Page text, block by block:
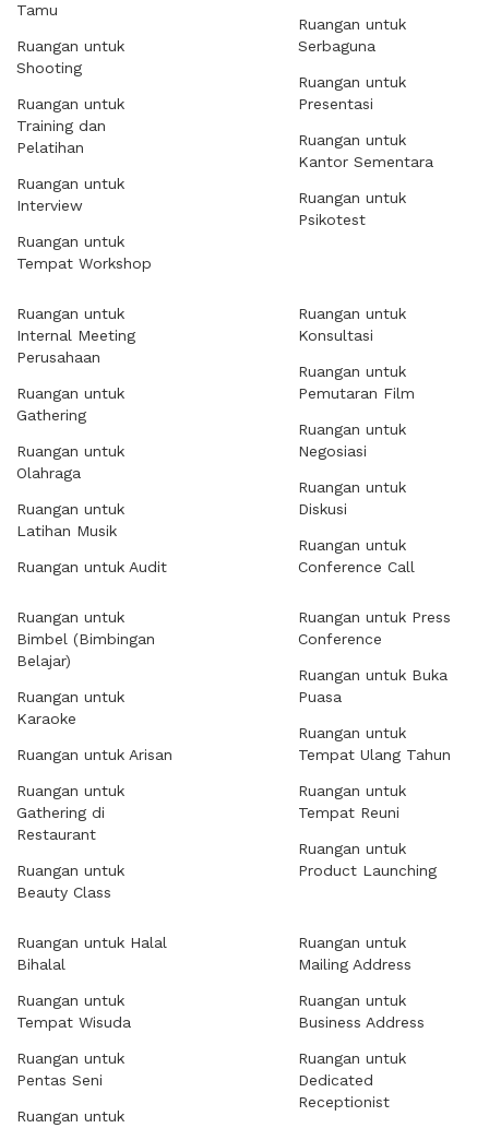
Tamu
Ruangan untuk
Shooting
Ruangan untuk
Training dan
Pelatihan
Ruangan untuk
Interview
Ruangan untuk
Tempat Workshop
Ruangan untuk
Serbaguna
Ruangan untuk
Presentasi
Ruangan untuk
Kantor Sementara
Ruangan untuk
Psikotest
Ruangan untuk
Internal Meeting
Perusahaan
Ruangan untuk
Gathering
Ruangan untuk
Olahraga
Ruangan untuk
Latihan Musik
Ruangan untuk Audit
Ruangan untuk
Konsultasi
Ruangan untuk
Pemutaran Film
Ruangan untuk
Negosiasi
Ruangan untuk
Diskusi
Ruangan untuk
Conference Call
Ruangan untuk
Bimbel (Bimbingan
Belajar)
Ruangan untuk
Karaoke
Ruangan untuk Arisan
Ruangan untuk
Gathering di
Restaurant
Ruangan untuk
Beauty Class
Ruangan untuk Press
Conference
Ruangan untuk Buka
Puasa
Ruangan untuk
Tempat Ulang Tahun
Ruangan untuk
Tempat Reuni
Ruangan untuk
Product Launching
Ruangan untuk Halal
Bihalal
Ruangan untuk
Tempat Wisuda
Ruangan untuk
Pentas Seni
Ruangan untuk
Ruangan untuk
Mailing Address
Ruangan untuk
Business Address
Ruangan untuk
Dedicated
Receptionist